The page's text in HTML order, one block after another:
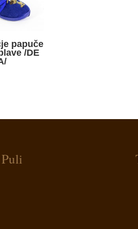
papuče
/DE